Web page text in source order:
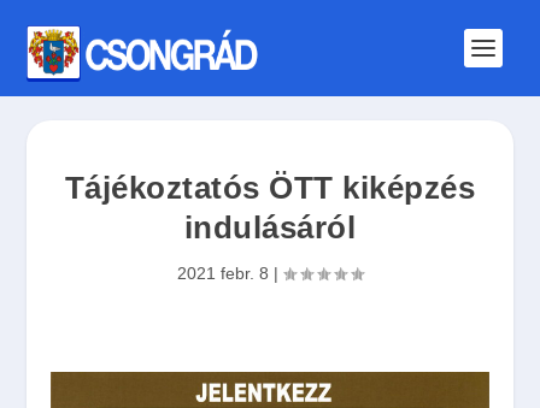
Tájékoztatós ÖTT kiképzés
indulásáról
2021 febr. 8 |